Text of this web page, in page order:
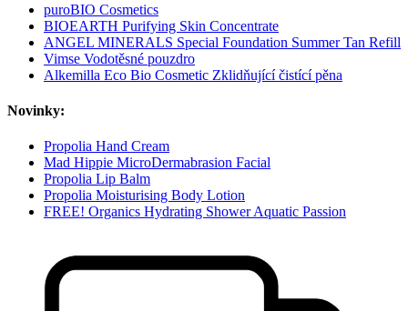
puroBIO Cosmetics
BIOEARTH Purifying Skin Concentrate
ANGEL MINERALS Special Foundation Summer Tan Refill
Vimse Vodotěsné pouzdro
Alkemilla Eco Bio Cosmetic Zklidňující čistící pěna
Novinky:
Propolia Hand Cream
Mad Hippie MicroDermabrasion Facial
Propolia Lip Balm
Propolia Moisturising Body Lotion
FREE! Organics Hydrating Shower Aquatic Passion